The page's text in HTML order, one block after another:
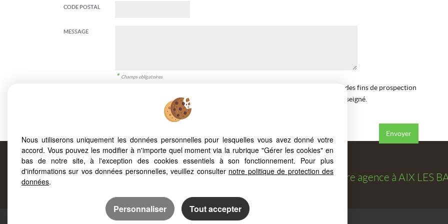
CODE POSTAL
MESSAGE
* Champs obligatoires
Informé(e) de la possibilité de m'opposer à l'utilisation de mes coordonnées téléphoniques à des fins de prospection
), j'autorise FORCAPRIMM à me contacter au numéro renseigné.
politique de protection des données
Proposé parFORCAPRIMM, votre agence à AIX LES
Nous utiliserons uniquement les données personnelles pour lesquelles vous avez donné votre
accord. Vous pouvez les modifier à n'importe quel moment via la rubrique "Gérer les cookies" en
bas de notre site, à l'exception des cookies essentiels à son fonctionnement. Pour plus
d'informations sur vos données personnelles, veuillez consulter notre politique de protection des
données.
Personnaliser Tout accepter